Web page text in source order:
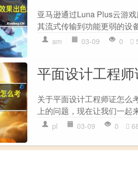
亚马逊通过Luna Plus云游
其流式传输到功能更弱的设
am 03-09 0
平面设计工程师
关于平面设计工程师证怎么
上的问题，现在让我们一起
pl 03-09 0